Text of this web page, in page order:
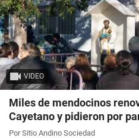
VIDEO
Miles de mendocinos
Cayetano y pidieron por
Por Sitio Andino Sociedad